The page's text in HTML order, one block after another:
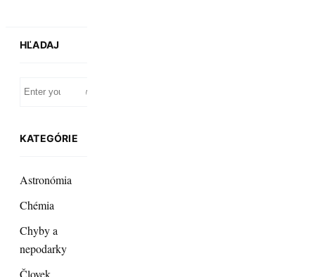
HĽADAJ
KATEGÓRIE
Astronómia
Chémia
Chyby a
nepodarky